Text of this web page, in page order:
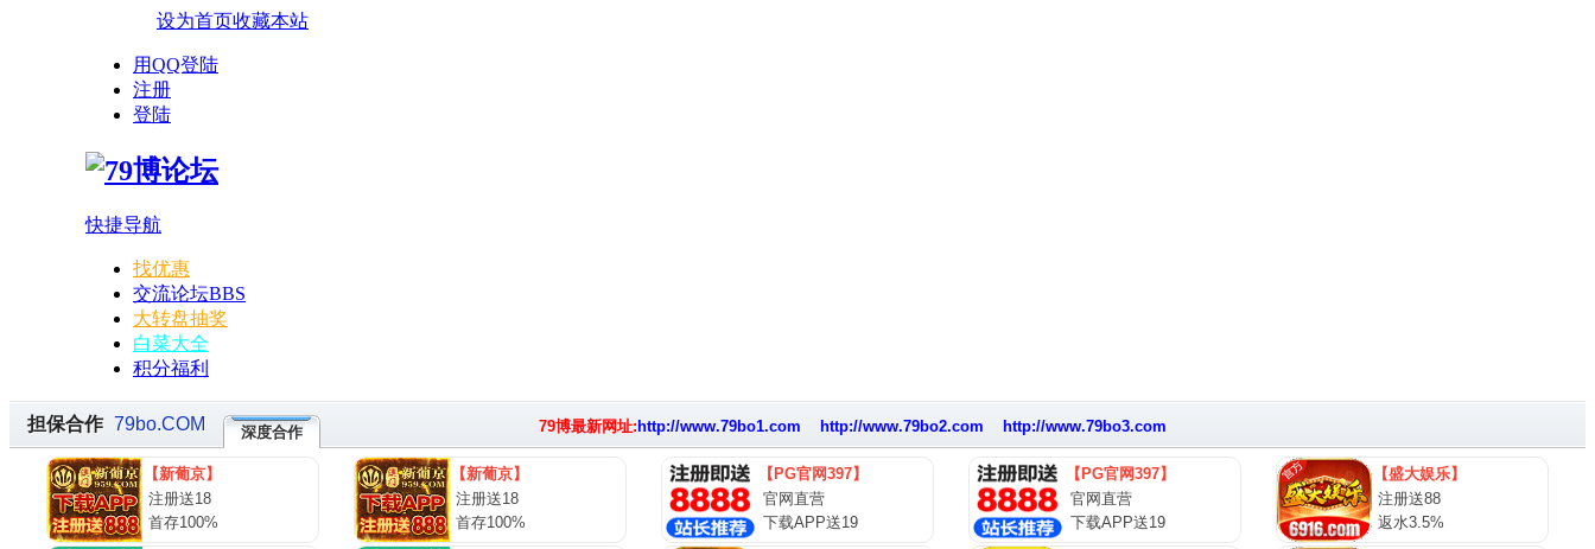
设为首页收藏本站
用QQ登陆
注册
登陆
快捷导航
找优惠
交流论坛BBS
大转盘抽奖
白菜大全
积分福利